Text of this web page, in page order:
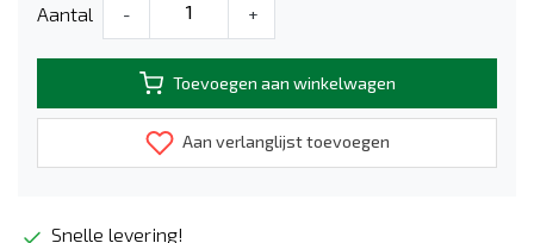
Aantal - +
Toevoegen aan winkelwagen
Aan verlanglijst toevoegen
Snelle levering!